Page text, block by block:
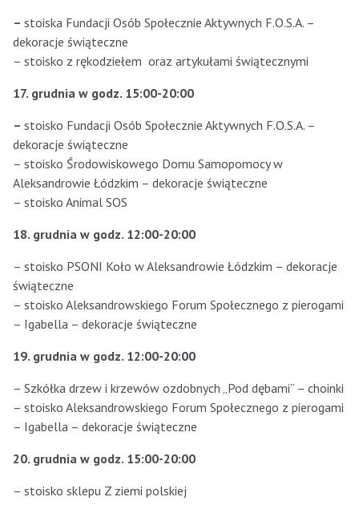
– stoiska Fundacji Osób Społecznie Aktywnych F.O.S.A. –
dekoracje świąteczne
– stoisko z rękodziełem oraz artykułami świątecznymi
17. grudnia w godz. 15:00-20:00
– stoisko Fundacji Osób Społecznie Aktywnych F.O.S.A. –
dekoracje świąteczne
– stoisko Środowiskowego Domu Samopomocy w
Aleksandrowie Łódzkim – dekoracje świąteczne
– stoisko Animal SOS
18. grudnia w godz. 12:00-20:00
– stoisko PSONI Koło w Aleksandrowie Łódzkim – dekoracje
świąteczne
– stoisko Aleksandrowskiego Forum Społecznego z pierogami
– Igabella – dekoracje świąteczne
19. grudnia w godz. 12:00-20:00
– Szkółka drzew i krzewów ozdobnych „Pod dębami” – choinki
– stoisko Aleksandrowskiego Forum Społecznego z pierogami
– Igabella – dekoracje świąteczne
20. grudnia w godz. 15:00-20:00
– stoisko sklepu Z ziemi polskiej